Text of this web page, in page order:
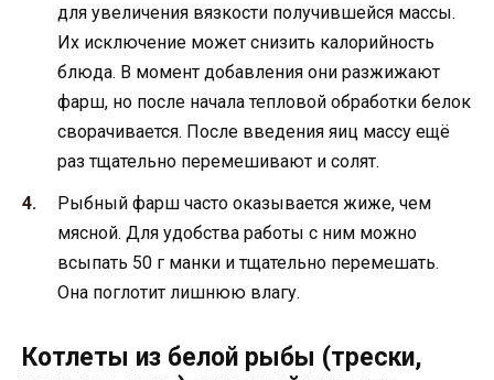
для увеличения вязкости получившейся массы.
Их исключение может снизить калорийность
блюда. В момент добавления они разжижают
фарш, но после начала тепловой обработки белок
сворачивается. После введения яиц массу ещё
раз тщательно перемешивают и солят.
Рыбный фарш часто оказывается жиже, чем
мясной. Для удобства работы с ним можно
всыпать 50 г манки и тщательно перемешать.
Она поглотит лишнюю влагу.
Котлеты из белой рыбы (трески,